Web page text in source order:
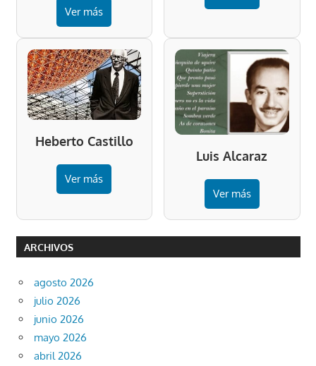
Ver más
Heberto Castillo
Ver más
Luis Alcaraz
Ver más
ARCHIVOS
agosto 2026
julio 2026
junio 2026
mayo 2026
abril 2026